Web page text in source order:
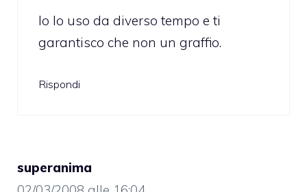
Io lo uso da diverso tempo e ti
garantisco che non un graffio.
Rispondi
superanima